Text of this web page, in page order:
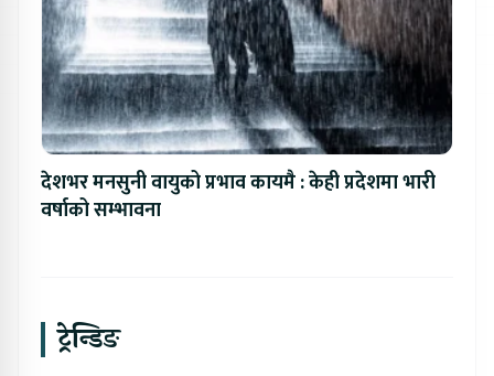
देशभर मनसुनी वायुको प्रभाव कायमै : केही प्रदेशमा भारी
वर्षाको सम्भावना
ट्रेन्डिङ